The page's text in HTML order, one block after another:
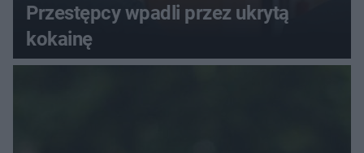
Przestępcy wpadli przez ukrytą
kokainę